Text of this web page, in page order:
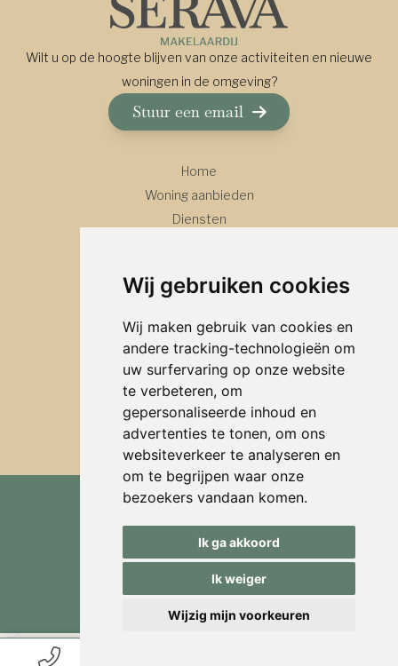
Wij gebruiken cookies
Wij maken gebruik van cookies en
andere tracking-technologieën om
uw surfervaring op onze website
te verbeteren, om
gepersonaliseerde inhoud en
advertenties te tonen, om ons
websiteverkeer te analyseren en
om te begrijpen waar onze
bezoekers vandaan komen.
Ik ga akkoord
Ik weiger
Wijzig mijn voorkeuren
Wilt u op de hoogte blijven van onze activiteiten en nieuwe
woningen in de omgeving?
Stuur een email
Home
Woning aanbieden
Diensten
Aankoop
Verkoop
Advies
© 2026, Serava
Disclaimer
Privacy beleid